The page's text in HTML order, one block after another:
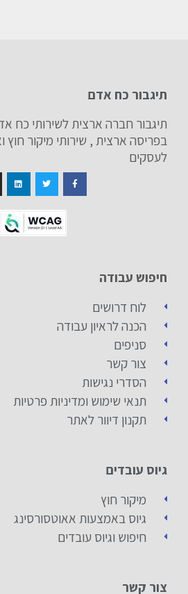
תיגבור כח אדם
תיגבור חברה ארצית לשירותי כח
בפריסה ארצית , שירותי מיקור חוץ
לעסקים
חיפוש עבודה
לוח דרושים
הכנה לראיון עבודה
סניפים
צור קשר
הסדרי נגישות
תנאי שימוש ומדיניות פרטיות
תקנון דיוור לאתר
גיוס עובדים
מיקור חוץ
גיוס באמצעות אאוטסורסינג
חיפוש וגיוס עובדים
צור קשר